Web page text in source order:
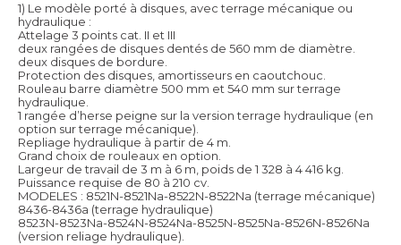
1) Le modèle porté à disques, avec terrage mécanique ou
hydraulique :
Attelage 3 points cat. II et III
deux rangées de disques dentés de 560 mm de diamètre.
deux disques de bordure.
Protection des disques, amortisseurs en caoutchouc.
Rouleau barre diamètre 500 mm et 540 mm sur terrage
hydraulique.
1 rangée d’herse peigne sur la version terrage hydraulique (en
option sur terrage mécanique).
Repliage hydraulique à partir de 4 m.
Grand choix de rouleaux en option.
Largeur de travail de 3 m à 6 m, poids de 1 328 à 4 416 kg.
Puissance requise de 80 à 210 cv.
MODELES : 8521N-8521Na-8522N-8522Na (terrage mécanique)
8436-8436a (terrage hydraulique)
8523N-8523Na-8524N-8524Na-8525N-8525Na-8526N-8526Na
(version reliage hydraulique).